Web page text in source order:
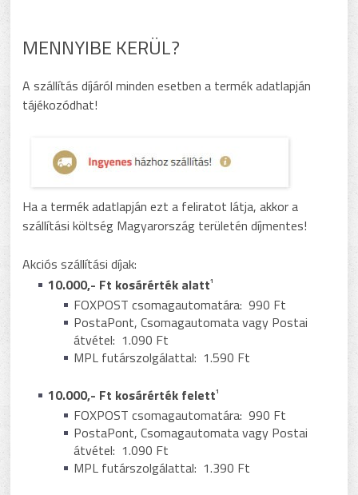
MENNYIBE KERÜL?
A szállítás díjáról minden esetben a termék adatlapján
tájékozódhat!
Ha a termék adatlapján ezt a feliratot látja, akkor a
szállítási költség Magyarország területén díjmentes!
Akciós szállítási díjak:
10.000,- Ft kosárérték alatt¹
FOXPOST csomagautomatára: 990 Ft
PostaPont, Csomagautomata vagy Postai
átvétel: 1.090 Ft
MPL futárszolgálattal: 1.590 Ft
10.000,- Ft kosárérték felett¹
FOXPOST csomagautomatára: 990 Ft
PostaPont, Csomagautomata vagy Postai
átvétel: 1.090 Ft
MPL futárszolgálattal: 1.390 Ft